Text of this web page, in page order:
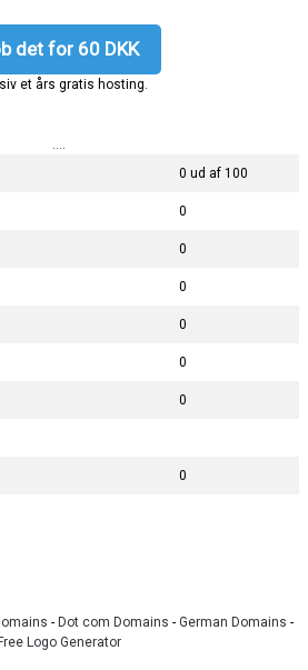
det for 60 DKK
et års gratis hosting.
0 ud af 100
0
0
0
0
0
0
0
- Dot com Domains - German Domains -
Logo Generator